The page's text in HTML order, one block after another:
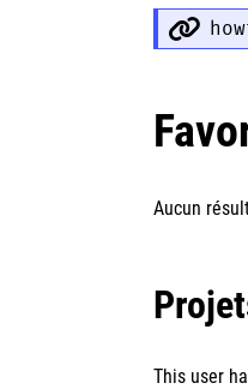
Aucun
This user